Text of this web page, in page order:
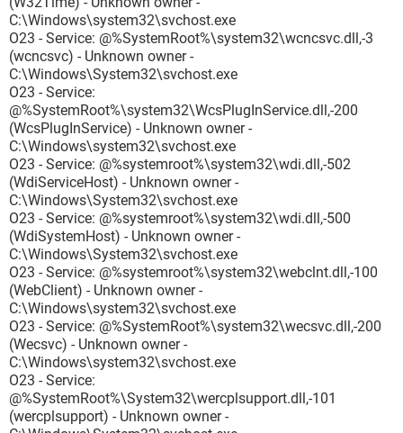
C:\Windows\system32\svchost.exe
O23 - Service: @%SystemRoot%\system32\wcncsvc.dll,-3
(wcncsvc) - Unknown owner -
C:\Windows\System32\svchost.exe
O23 - Service:
@%SystemRoot%\system32\WcsPlugInService.dll,-200
(WcsPlugInService) - Unknown owner -
C:\Windows\system32\svchost.exe
O23 - Service: @%systemroot%\system32\wdi.dll,-502
(WdiServiceHost) - Unknown owner -
C:\Windows\System32\svchost.exe
O23 - Service: @%systemroot%\system32\wdi.dll,-500
(WdiSystemHost) - Unknown owner -
C:\Windows\System32\svchost.exe
O23 - Service: @%systemroot%\system32\webclnt.dll,-100
(WebClient) - Unknown owner -
C:\Windows\system32\svchost.exe
O23 - Service: @%SystemRoot%\system32\wecsvc.dll,-200
(Wecsvc) - Unknown owner -
C:\Windows\system32\svchost.exe
O23 - Service:
@%SystemRoot%\System32\wercplsupport.dll,-101
(wercplsupport) - Unknown owner -